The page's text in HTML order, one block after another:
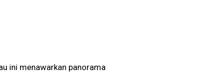
ini menawarkan panorama